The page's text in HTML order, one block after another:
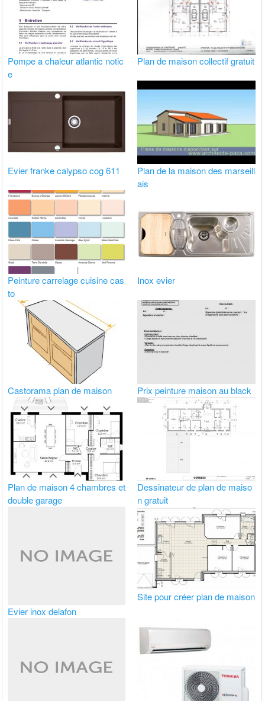
Pompe a chaleur atlantic notic
e
Plan de maison collectif gratuit
Evier franke calypso cog 611
Plan de la maison des marseill
ais
Peinture carrelage cuisine cas
to
Inox evier
Castorama plan de maison Prix peinture maison au black
Plan de maison 4 chambres et
double garage
Dessinateur de plan de maiso
n gratuit
Evier inox delafon
Site pour créer plan de maison